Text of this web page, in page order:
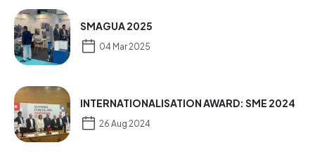
SMAGUA 2025
04 Mar 2025
INTERNATIONALISATION AWARD: SME 2024
26 Aug 2024